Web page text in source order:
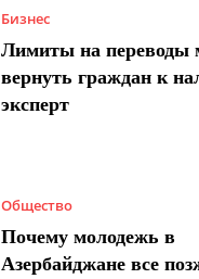
Бизнес
Лимиты на переводы
вернуть граждан к
эксперт
Общество
Почему молодежь в
Азербайджане все